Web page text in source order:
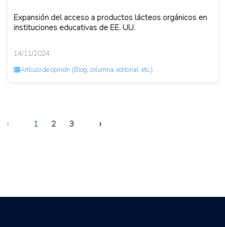
Expansión del acceso a productos lácteos orgánicos en
instituciones educativas de EE. UU.
14/11/2024
Artículo de opinión (Blog, columna, editorial, etc.)
‹ 1 2 3 ›